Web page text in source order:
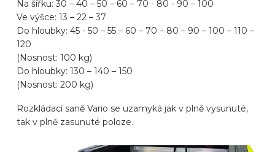
ZNAČKY AUTOMOBILŮ
KONTAKT
VYBAVIT ONLINE
CS
Na šířku: 30 – 40 – 50 – 60 – 70 - 80 - 90 – 100
Ve výšce: 13 – 22 – 37
Do hloubky: 45 - 50 – 55 – 60 – 70 – 80 – 90 – 100 – 110 –
120
(Nosnost: 100 kg)
Do hloubky: 130 – 140 – 150
(Nosnost: 200 kg)
Rozkládací saně Vario se uzamyká jak v plně vysunuté,
tak v plně zasunuté poloze.